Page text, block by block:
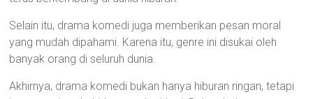
Selain itu, drama komedi juga memberikan pesan moral
yang mudah dipahami. Karena itu, genre ini disukai oleh
banyak orang di seluruh dunia.
Akhirnya, drama komedi bukan hanya hiburan ringan, tetapi